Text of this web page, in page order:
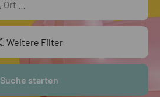
Weitere Filter
Suche starten